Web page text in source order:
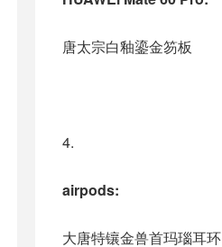
唐太宗白釉鎏金笏板
4.
airpods:
大唐特镶金兽首玛瑙耳环